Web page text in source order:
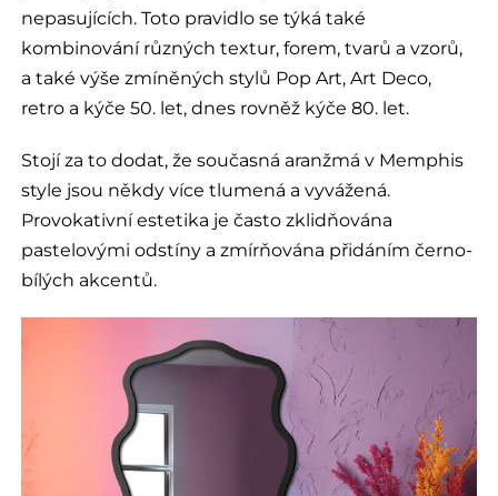
nepasujících. Toto pravidlo se týká také
kombinování různých textur, forem, tvarů a vzorů,
a také výše zmíněných stylů Pop Art, Art Deco,
retro a kýče 50. let, dnes rovněž kýče 80. let.
Stojí za to dodat, že současná aranžmá v Memphis
style jsou někdy více tlumená a vyvážená.
Provokativní estetika je často zklidňována
pastelovými odstíny a zmírňována přidáním černo-
bílých akcentů.